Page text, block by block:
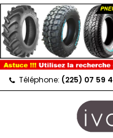
Téléphone: (225) 07 59